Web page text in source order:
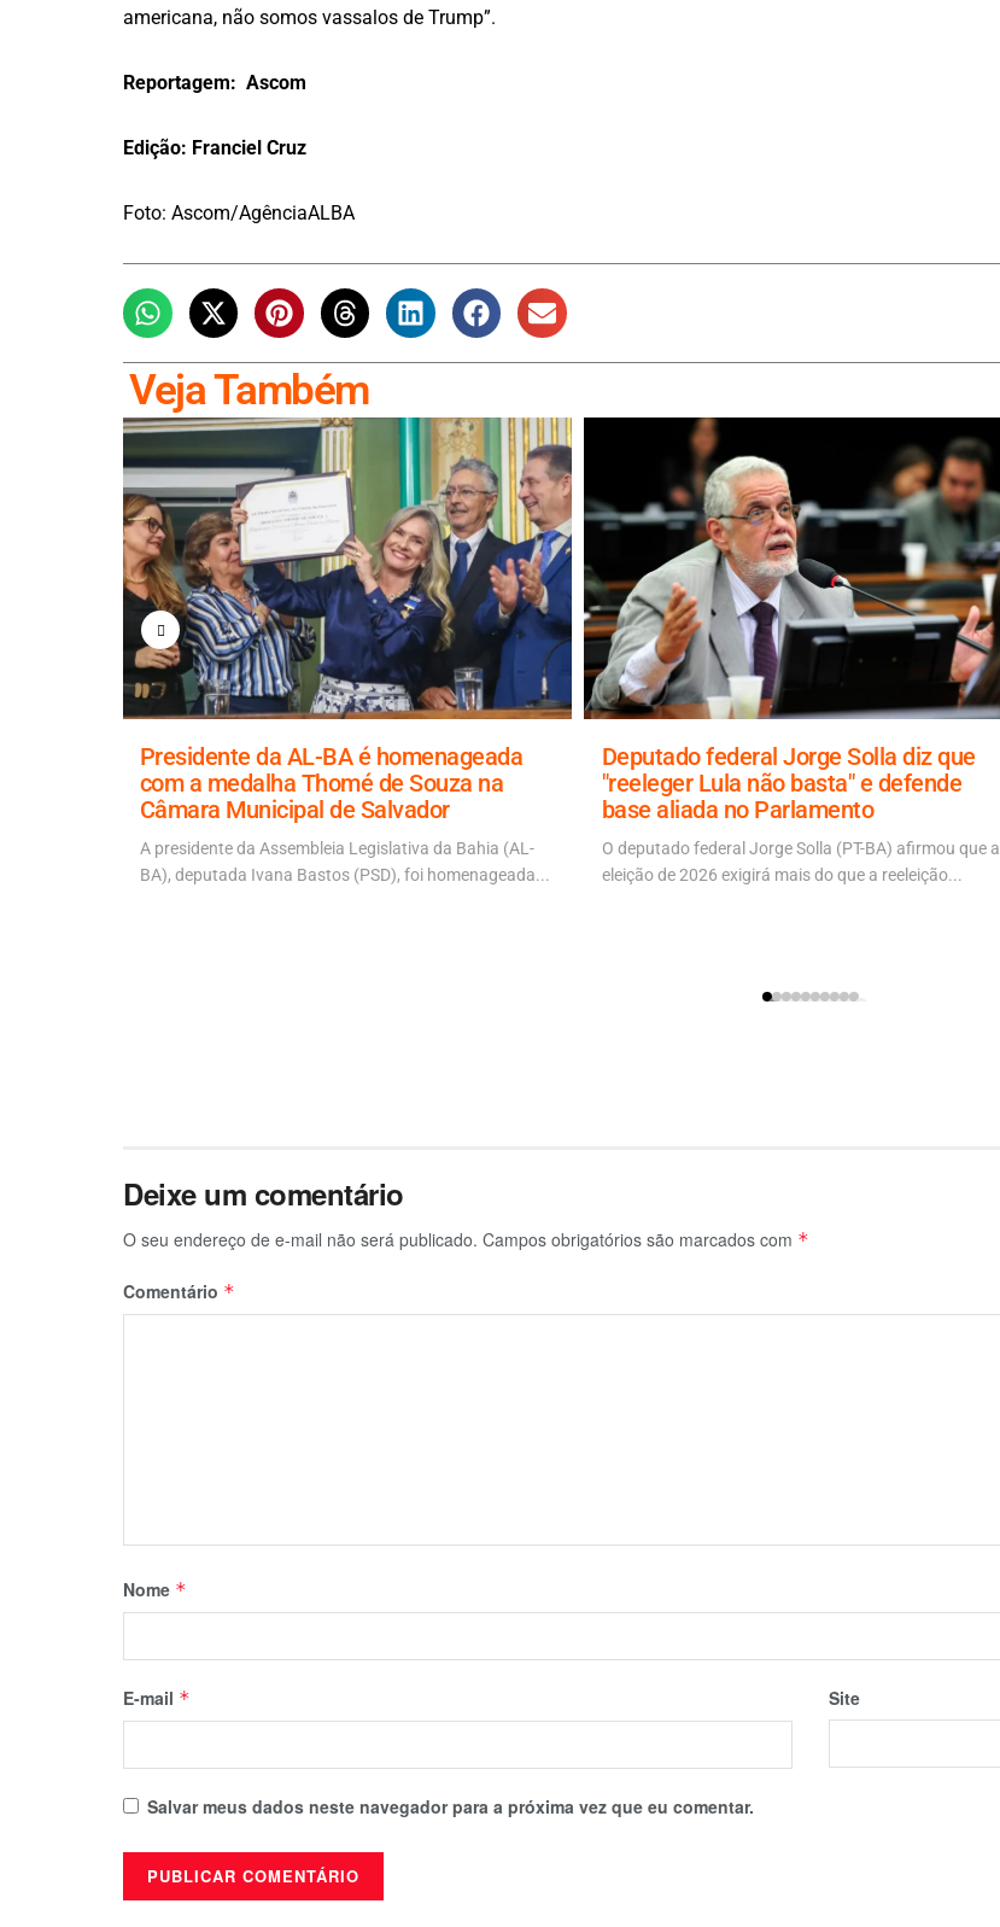
americana, não somos vassalos de Trump”.
Reportagem: Ascom
Edição: Franciel Cruz
Foto: Ascom/AgênciaALBA
Veja Também
Presidente da AL-BA é homenageada
com a medalha Thomé de Souza na
Câmara Municipal de Salvador
A presidente da Assembleia Legislativa da Bahia (AL-
BA), deputada Ivana Bastos (PSD), foi homenageada...
Deputado federal Jorge Solla diz que
"reeleger Lula não basta" e defende
base aliada no Parlamento
O deputado federal Jorge Solla (PT-BA) afirmou que a
eleição de 2026 exigirá mais do que a reeleição...
Deixe um comentário
O seu endereço de e-mail não será publicado. Campos obrigatórios são marcados com *
Comentário *
Nome *
E-mail * Site
Salvar meus dados neste navegador para a próxima vez que eu comentar.